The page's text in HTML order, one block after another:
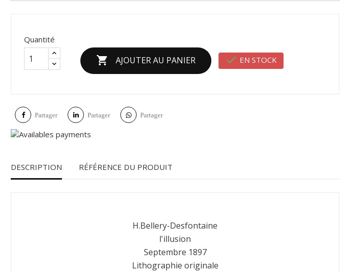
Quantité
 AJOUTER AU PANIER  EN STOCK
Partager Partager Partager
DESCRIPTION RÉFÉRENCE DU PRODUIT
H.Bellery-Desfontaine
l'illusion
Septembre 1897
Lithographie originale